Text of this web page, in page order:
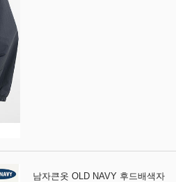
남자큰옷 OLD NAVY 후드배색자